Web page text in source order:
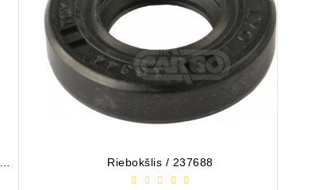
Riebokšlis / 237688